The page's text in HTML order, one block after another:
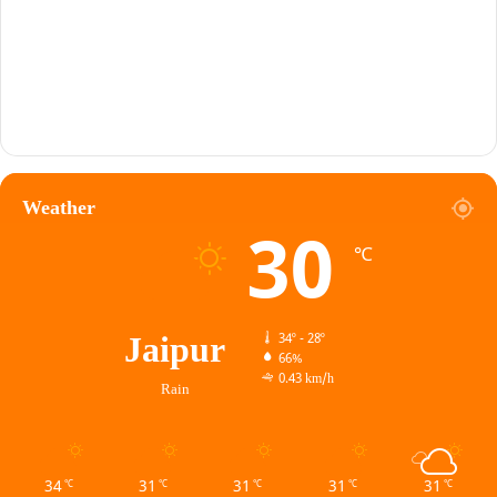
Weather
Jaipur
Rain
30 ℃
34º - 28º
66%
0.43 km/h
34 ℃ 31 ℃ 31 ℃ 31 ℃ 31 ℃